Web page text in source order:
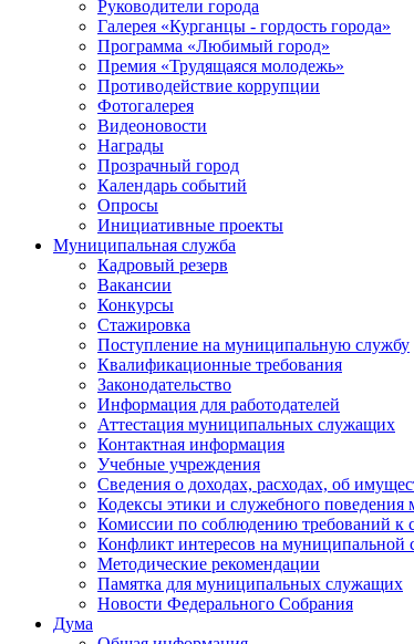
Руководители города
Галерея «Курганцы - гордость города»
Программа «Любимый город»
Премия «Трудящаяся молодежь»
Противодействие коррупции
Фотогалерея
Видеоновости
Награды
Прозрачный город
Календарь событий
Опросы
Инициативные проекты
Муниципальная служба
Кадровый резерв
Вакансии
Конкурсы
Стажировка
Поступление на муниципальную службу
Квалификационные требования
Законодательство
Информация для работодателей
Аттестация муниципальных служащих
Контактная информация
Учебные учреждения
Сведения о доходах, расходах, об
Кодексы этики и служебного
Комиссии по соблюдению требований
Конфликт интересов на муниципальной
Методические рекомендации
Памятка для муниципальных служащих
Новости Федерального Cобрания
Дума